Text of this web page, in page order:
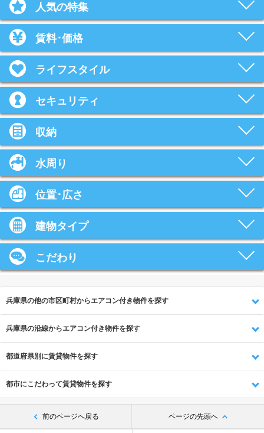
人気の特集
賃料･価格
ライフスタイル
セキュリティ
収納
水周り
位置･広さ
建物タイプ
こだわり
兵庫県の他の市区町村からエアコン付き物件を探す
兵庫県の沿線からエアコン付き物件を探す
都道府県別に賃貸物件を探す
都市にこだわって賃貸物件を探す
前のページへ戻る ページの先頭へ